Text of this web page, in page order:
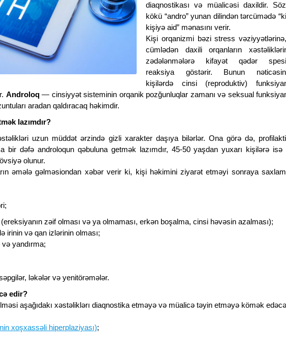
diaqnostikası və müalicəsi daxildir.
kökü “andro” yunan dilindən tərcümədə
kişiyə aid” mənasını verir.
Kişi orqanizmi bəzi stress
cümlədən daxili orqanların
zədələnmələrə kifayət qədər
reaksiya göstərir. Bunun
kişilərdə cinsi (reproduktiv)
Androloq— cinsiyyət sisteminin orqanik pozğunluqlar zamanı və seksual
aradan qaldıracaq həkimdir.
lazımdır?
uzun müddət ərzində gizli xarakter daşıya bilərlər. Ona görə də,
bir dəfə androloqun qəbuluna getmək lazımdır, 45-50 yaşdan yuxarı kişilərə isə
olunur.
əmələ gəlməsiondan xəbər verir ki, kişi həkimini ziyarət etməyi sonraya
zəif olması və ya olmaması, erkən boşalma, cinsi həvəsin azalması);
irinin və qan izlərinin olması;
yandırma;
ləkələr və yenitörəmələr.
edir?
aşağıdakı xəstəliklərı diaqnostika etməyə və müalicə təyin etməyə kömək
xoşxassəli hiperplaziyası);
Prostatitin müalicəsi
Prostatitin müalicəsi
Kişi sonsuzluğunun müalicəsi
Kişi sonsuzluğunun müalicəsi. Əsas